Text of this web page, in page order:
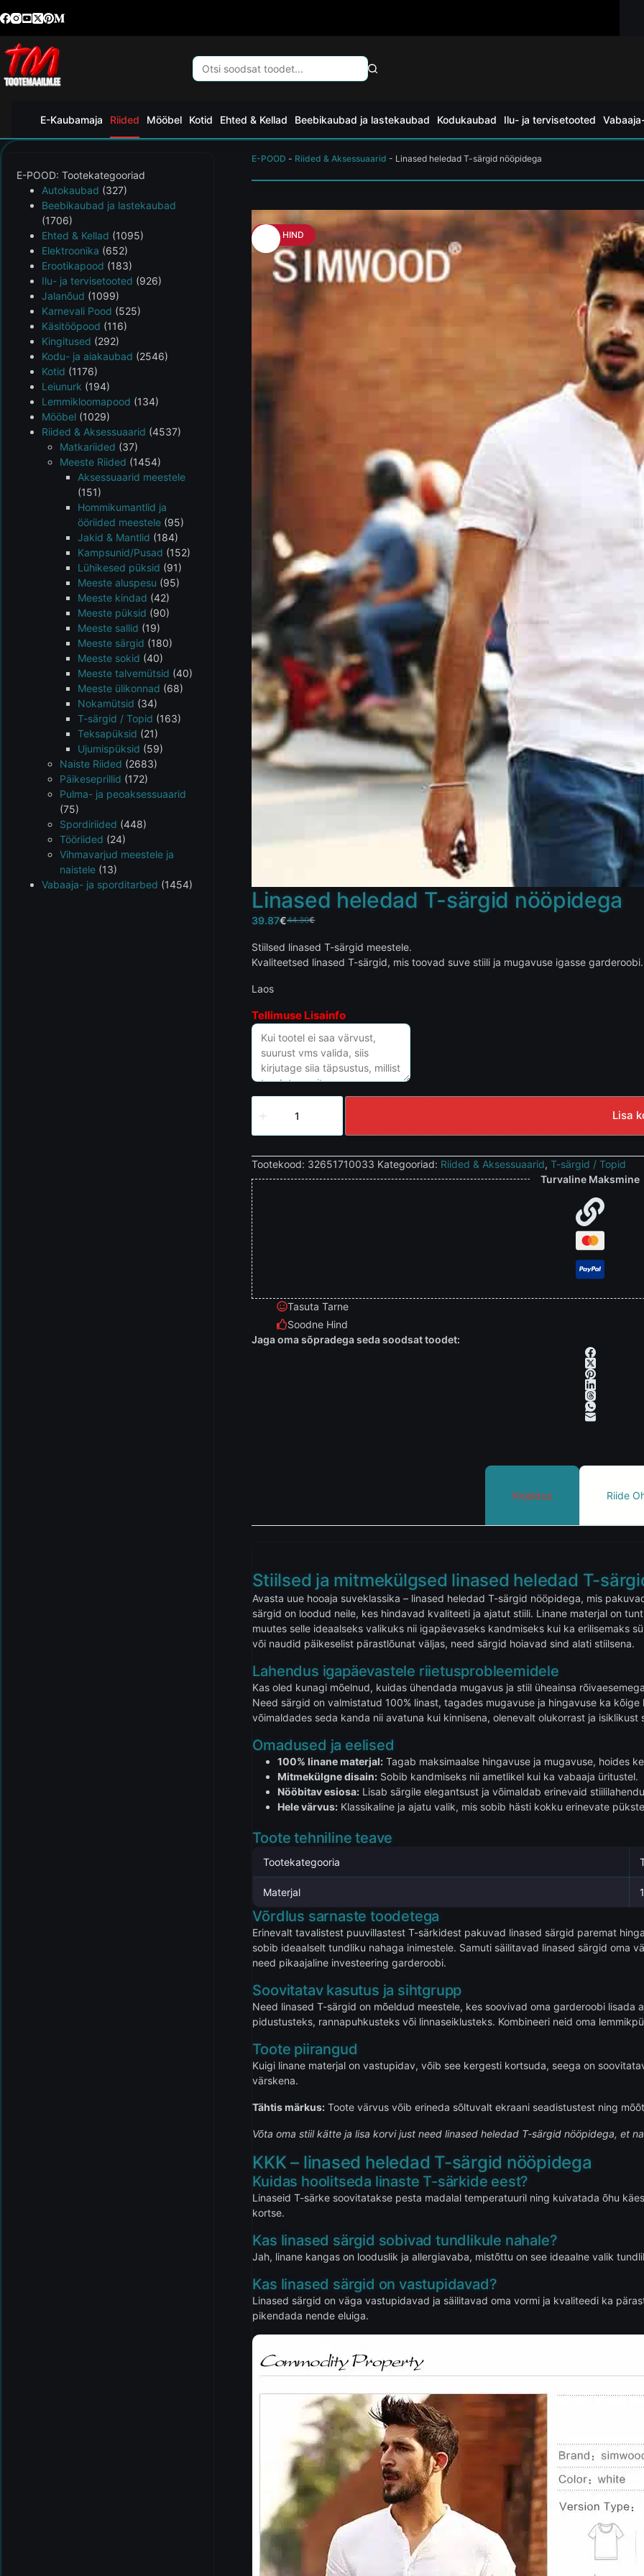
E-Kaubamaja Riided Mööbel Kotid Ehted & Kellad Beebikaubad ja lastekaubad Kodukaubad Ilu- ja tervisetooted
E-POOD - Riided & Aksessuaarid - Linased heledad T-särgid nööpidega
HEA HIND
Linased heledad T-särgid nööpidega
44.30€
39.87€
Stiilsed linased T-särgid meestele.
Kvaliteetsed linased T-särgid, mis toovad suve stiili ja mugavuse igasse
Laos
Tellimuse Lisainfo
Lisa
Tootekood: 32651710033 Kategooriad: Riided & Aksessuaarid,T-särgid / Topid
Turvaline Maksmine
Tasuta Tarne
Soodne Hind
Jaga oma sõpradega seda soodsat toodet:
Kirjeldus Riide
Stiilsed ja mitmekülgsed linased heledad T-
Avasta uue hooaja suveklassika – linased heledad T-särgid nööpidega, mis
särgid on loodud neile, kes hindavad kvaliteeti ja ajatut stiili. Linane materjal on
muutes selle ideaalseks valikuks nii igapäevaseks kandmiseks kui ka erilisemaks
või naudid päikeselist pärastlõunat väljas, need särgid hoiavad sind alati stiilsena.
Lahendus igapäevastele riietusprobleemidele
Kas oled kunagi mõelnud, kuidas ühendada mugavus ja stiil üheainsa
Need särgid on valmistatud 100% linast, tagades mugavuse ja hingavuse ka
võimaldades seda kanda nii avatuna kui kinnisena, olenevalt olukorrast ja isiklikust
Omadused ja eelised
100% linane materjal: Tagab maksimaalse hingavuse ja mugavuse, hoides
Mitmekülgne disain: Sobib kandmiseks nii ametlikel kui ka vabaaja üritustel.
Nööbitav esiosa: Lisab särgile elegantsust ja võimaldab erinevaid
Hele värvus: Klassikaline ja ajatu valik, mis sobib hästi kokku erinevate
Toote tehniline teave
Tootekategooria
Materjal
Võrdlus sarnaste toodetega
Erinevalt tavalistest puuvillastest T-särkidest pakuvad linased särgid paremat
sobib ideaalselt tundliku nahaga inimestele. Samuti säilitavad linased särgid oma
need pikaajaline investeering garderoobi.
Soovitatav kasutus ja sihtgrupp
Need linased T-särgid on mõeldud meestele, kes soovivad oma garderoobi
pidustusteks, rannapuhkusteks või linnaseiklusteks. Kombineeri neid oma
Toote piirangud
Kuigi linane materjal on vastupidav, võib see kergesti kortsuda, seega on
värskena.
Tähtis märkus: Toote värvus võib erineda sõltuvalt ekraani seadistustest ning
Võta oma stiil kätte ja lisa korvi just need linased heledad T-särgid nööpidega, et
KKK – linased heledad T-särgid nööpidega
Kuidas hoolitseda linaste T-särkide eest?
Linaseid T-särke soovitatakse pesta madalal temperatuuril ning kuivatada õhu
kortse.
Kas linased särgid sobivad tundlikule nahale?
Jah, linane kangas on looduslik ja allergiavaba, mistõttu on see ideaalne valik
Kas linased särgid on vastupidavad?
Linased särgid on väga vastupidavad ja säilitavad oma vormi ja kvaliteedi ka
pikendada nende eluiga.
E-POOD: Tootekategooriad
Autokaubad (327)
Beebikaubad ja lastekaubad
(1706)
Ehted & Kellad (1095)
Elektroonika (652)
Erootikapood (183)
Ilu- ja tervisetooted (926)
Jalanõud (1099)
Karnevali Pood (525)
Käsitööpood (116)
Kingitused (292)
Kodu- ja aiakaubad (2546)
Kotid (1176)
Leiunurk (194)
Lemmikloomapood (134)
Mööbel (1029)
Riided & Aksessuaarid (4537)
Matkariided (37)
Meeste Riided (1454)
Aksessuaarid meestele
(151)
Hommikumantlid ja
ööriided meestele (95)
Jakid & Mantlid (184)
Kampsunid/Pusad (152)
Lühikesed püksid (91)
Meeste aluspesu (95)
Meeste kindad (42)
Meeste püksid (90)
Meeste sallid (19)
Meeste särgid (180)
Meeste sokid (40)
Meeste talvemütsid (40)
Meeste ülikonnad (68)
Nokamütsid (34)
T-särgid / Topid (163)
Teksapüksid (21)
Ujumispüksid (59)
Naiste Riided (2683)
Päikeseprillid (172)
Pulma- ja peoaksessuaarid
(75)
Spordiriided (448)
Tööriided (24)
Vihmavarjud meestele ja
naistele (13)
Vabaaja- ja sporditarbed (1454)